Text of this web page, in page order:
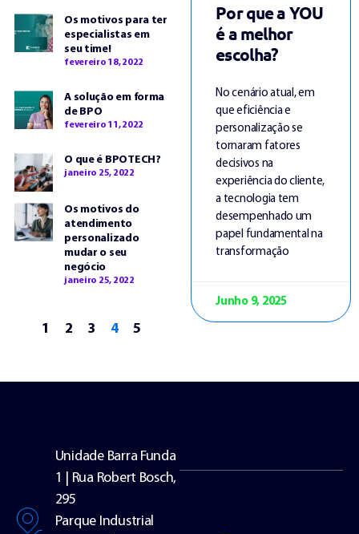
Os motivos para ter
especialistas em
seu time!
fevereiro 18, 2022
A solução em forma
de BPO
fevereiro 11, 2022
O que é BPOTECH?
janeiro 25, 2022
Os motivos do
atendimento
personalizado
mudar o seu
negócio
janeiro 25, 2022
1 2 3 4 5
Por que a YOU
é a melhor
escolha?
No cenário atual, em
que eficiência e
personalização se
tornaram fatores
decisivos na
experiência do cliente,
a tecnologia tem
desempenhado um
papel fundamental na
transformação
Junho 9, 2025
Unidade Barra Funda
1 | Rua Robert Bosch,
295
Parque Industrial